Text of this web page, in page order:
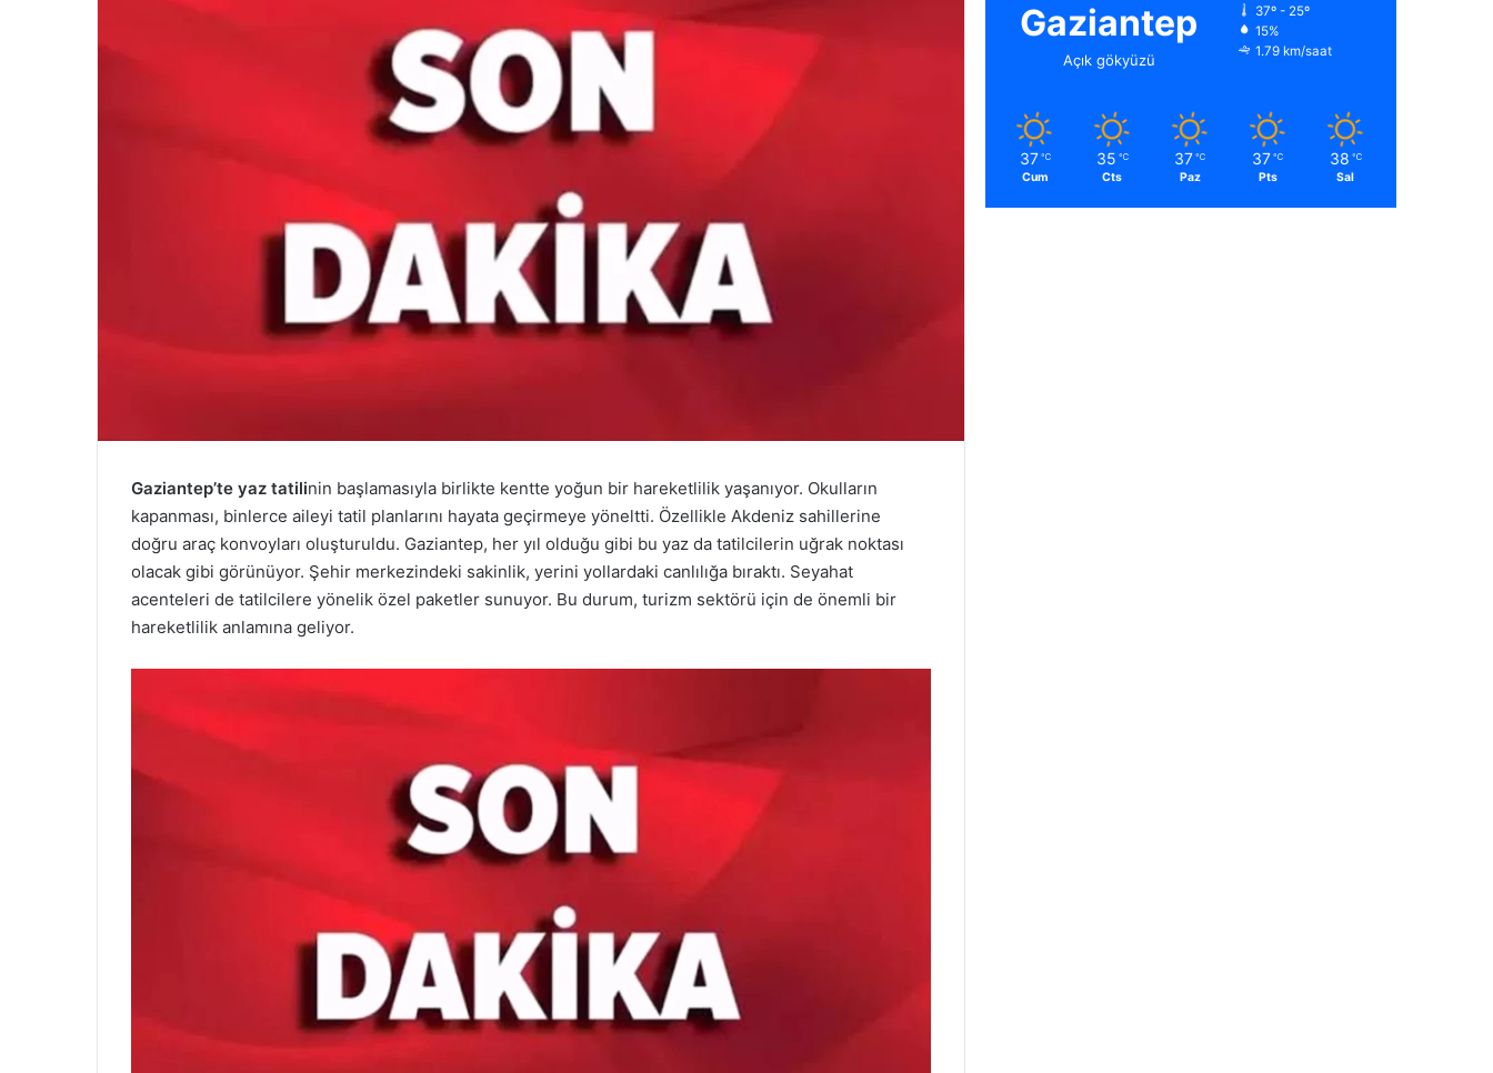
Gaziantep’te yaz tatilinin başlamasıyla birlikte kentte yoğun bir hareketlilik yaşanıyor. Okulların
kapanması, binlerce aileyi tatil planlarını hayata geçirmeye yöneltti. Özellikle Akdeniz sahillerine
doğru araç konvoyları oluşturuldu. Gaziantep, her yıl olduğu gibi bu yaz da tatilcilerin uğrak noktası
olacak gibi görünüyor. Şehir merkezindeki sakinlik, yerini yollardaki canlılığa bıraktı. Seyahat
acenteleri de tatilcilere yönelik özel paketler sunuyor. Bu durum, turizm sektörü için de önemli bir
hareketlilik anlamına geliyor.
Gaziantep
Açık gökyüzü
37º - 25º
15%
1.79 km/saat
37 ℃
Cum
35 ℃
Cts
37 ℃
Paz
37 ℃
Pts
38 ℃
Sal